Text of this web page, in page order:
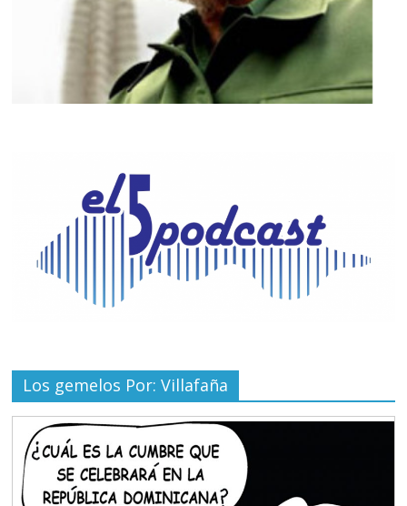
Los gemelos Por: Villafaña